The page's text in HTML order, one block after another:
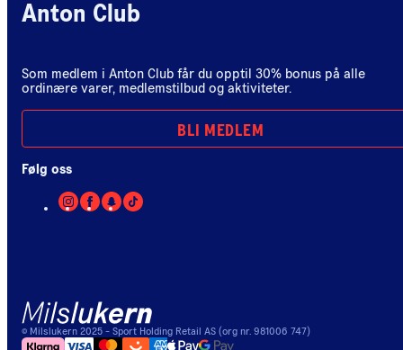
Anton Club
Som medlem i Anton Club får du opptil 30% bonus på alle
ordinære varer, medlemstilbud og aktiviteter.
BLI MEDLEM
Følg oss
© Milslukern 2025 - Sport Holding Retail AS (org nr. 981006 747)